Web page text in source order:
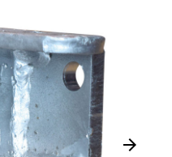
Suivant
arrow_forward